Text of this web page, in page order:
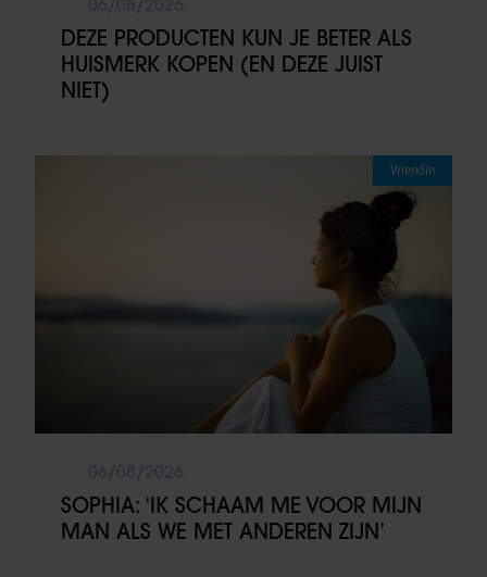
DEZE PRODUCTEN KUN JE BETER ALS
HUISMERK KOPEN (EN DEZE JUIST
NIET)
Vriendin
SOPHIA: ‘IK SCHAAM ME VOOR MIJN
MAN ALS WE MET ANDEREN ZIJN’